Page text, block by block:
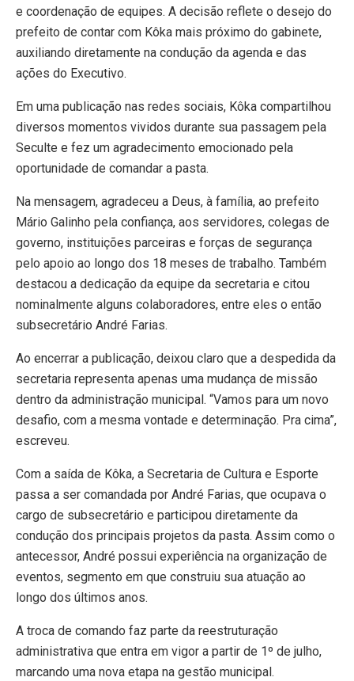
e coordenação de equipes. A decisão reflete o desejo do
prefeito de contar com Kôka mais próximo do gabinete,
auxiliando diretamente na condução da agenda e das
ações do Executivo.
Em uma publicação nas redes sociais, Kôka compartilhou
diversos momentos vividos durante sua passagem pela
Seculte e fez um agradecimento emocionado pela
oportunidade de comandar a pasta.
Na mensagem, agradeceu a Deus, à família, ao prefeito
Mário Galinho pela confiança, aos servidores, colegas de
governo, instituições parceiras e forças de segurança
pelo apoio ao longo dos 18 meses de trabalho. Também
destacou a dedicação da equipe da secretaria e citou
nominalmente alguns colaboradores, entre eles o então
subsecretário André Farias.
Ao encerrar a publicação, deixou claro que a despedida da
secretaria representa apenas uma mudança de missão
dentro da administração municipal. “Vamos para um novo
desafio, com a mesma vontade e determinação. Pra cima”,
escreveu.
Com a saída de Kôka, a Secretaria de Cultura e Esporte
passa a ser comandada por André Farias, que ocupava o
cargo de subsecretário e participou diretamente da
condução dos principais projetos da pasta. Assim como o
antecessor, André possui experiência na organização de
eventos, segmento em que construiu sua atuação ao
longo dos últimos anos.
A troca de comando faz parte da reestruturação
administrativa que entra em vigor a partir de 1º de julho,
marcando uma nova etapa na gestão municipal.